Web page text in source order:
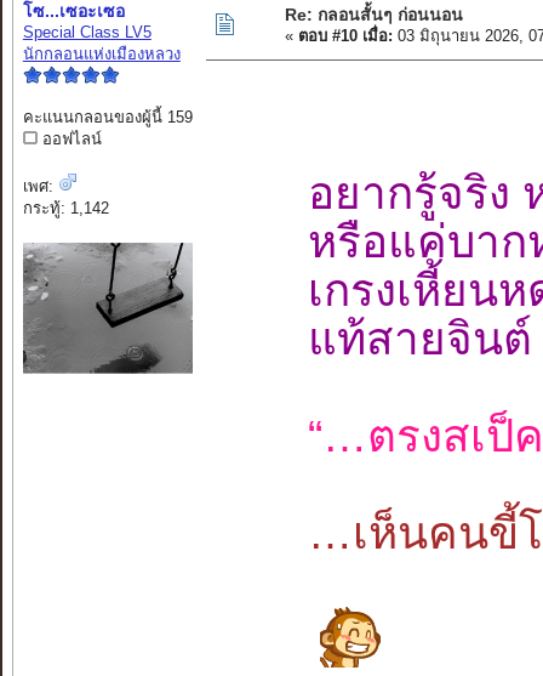
โซ...เซอะเซอ
Special Class LV5
นักกลอนแห่งเมืองหลวง
คะแนนกลอนของผู้นี้ 159
ออฟไลน์
เพศ:
กระทู้: 1,142
Re: กลอนสั้นๆ ก่อนนอน
« ตอบ #10 เมื่อ: 03 มิถุนายน 2026,
อยากรู้จริง
หรือแค่บาก
เกรงเหี้ยน
แท้สายจิน
“…ตรงสเป็
…เห็นคนขี้